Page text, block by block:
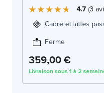
4.7 3
Cadre et lattes
Ferme
359,00 €
Livraison sous 1 à 2